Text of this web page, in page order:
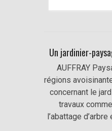
Un jardinier-
AUFFRAY
régions
concernant le
travaux
l’abattage